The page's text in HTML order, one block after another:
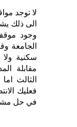
لا توجد
الى ذلك
وجود
الجامعة
سكنية
مقابلة
الثالث
فعليك
في حل